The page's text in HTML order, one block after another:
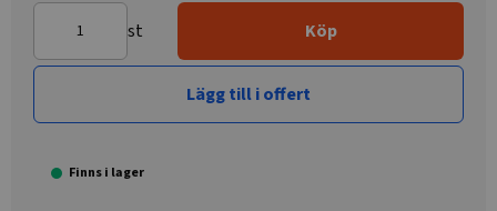
st Köp
Lägg till i offert
Finns i lager